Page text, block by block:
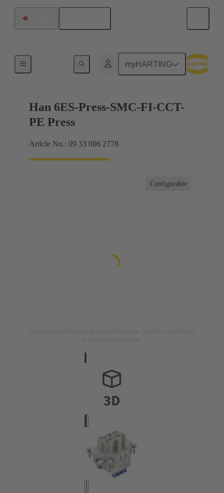
myHARTING
Intensités jusqu'à 16 A
Han 6ES-Press-SMC-FI-CCT-
PE Press
Article No.: 09 33 006 2778
Configurable